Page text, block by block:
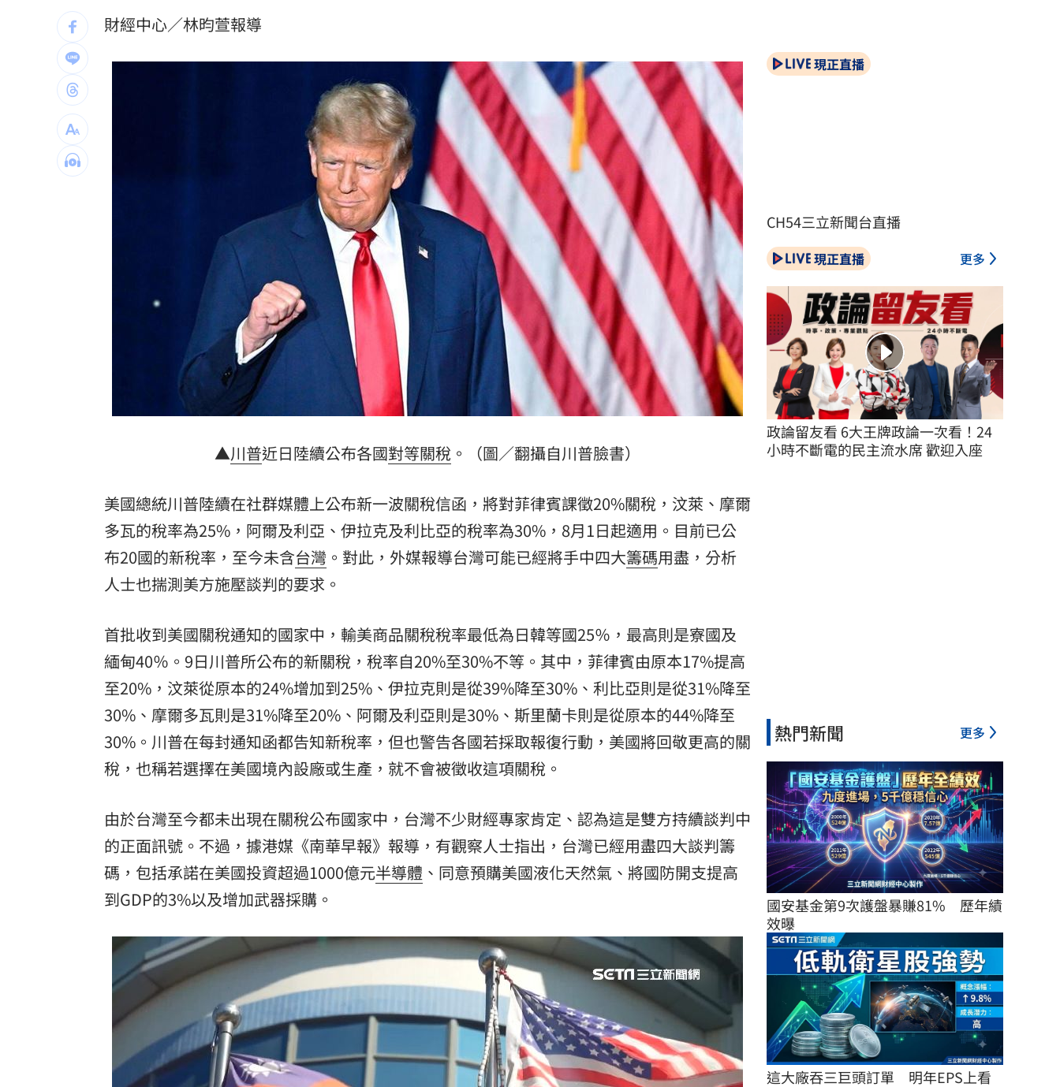
7月營收寫同期次高 聯寶訂單看到2027年
台股收復44000點大關 2關鍵看AI產業發展 01:13
他見搶案挺身相救遭圍毆亡！嫌犯最小12歲 01:10
扣款人數狂增4成 國泰小龍基金布局曝光 01:05
車是我的、油也是我的 睡車竟被收住宿費 01:04
24歲存款破百萬！她公開致富關鍵：超孝順 01:02
台灣彩券開獎直播中 20:31
LIVE三立+24小時直播 15:27
三立iNEWS新聞台線上直播
理想混蛋號召粉絲跨海追星吃美食！ 18:15
財經中心／林昀萱報導
▲川普近日陸續公布各國對等關稅 。（圖／翻攝自川普臉書）
美國總統川普陸續在社群媒體上公布新一波關稅信函，將對菲律賓課徵20%關稅，汶萊、摩爾
多瓦的稅率為25%，阿爾及利亞、伊拉克及利比亞的稅率為30%，8月1日起適用。目前已公
布20國的新稅率，至今未含台灣 。對此，外媒報導台灣可能已經將手中四大籌碼用盡，分析
人士也揣測美方施壓談判的要求。
首批收到美國關稅通知的國家中，輸美商品關稅稅率最低為日韓等國25％，最高則是寮國及
緬甸40％。9日川普所公布的新關稅，稅率自20%至30%不等。其中，菲律賓由原本17%提高
至20%，汶萊從原本的24%增加到25%、伊拉克則是從39%降至30%、利比亞則是從31%降至
30%、摩爾多瓦則是31%降至20%、阿爾及利亞則是30%、斯里蘭卡則是從原本的44%降至
30%。川普在每封通知函都告知新稅率，但也警告各國若採取報復行動，美國將回敬更高的關
稅，也稱若選擇在美國境內設廠或生產，就不會被徵收這項關稅。
由於台灣至今都未出現在關稅公布國家中，台灣不少財經專家肯定、認為這是雙方持續談判中
的正面訊號。不過，據港媒《南華早報》報導，有觀察人士指出，台灣已經用盡四大談判籌
碼，包括承諾在美國投資超過1000億元半導體 、同意預購美國液化天然氣、將國防開支提高
到GDP的3%以及增加武器採購。
現正直播
CH54三立新聞台直播
現正直播 更多
政論留友看 6大王牌政論一次看！24
小時不斷電的民主流水席 歡迎入座
熱門新聞 更多
國安基金第9次護盤暴賺81%　歷年績
效曝
這大廠吞三巨頭訂單　明年EPS上看